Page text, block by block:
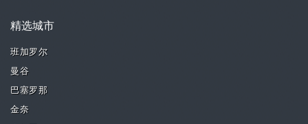
精选城市
班加罗尔
曼谷
巴塞罗那
金奈